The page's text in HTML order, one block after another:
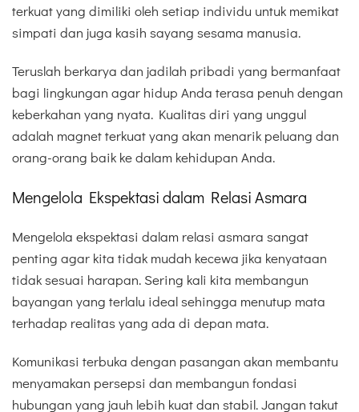
terkuat yang dimiliki oleh setiap individu untuk memikat
simpati dan juga kasih sayang sesama manusia.
Teruslah berkarya dan jadilah pribadi yang bermanfaat
bagi lingkungan agar hidup Anda terasa penuh dengan
keberkahan yang nyata. Kualitas diri yang unggul
adalah magnet terkuat yang akan menarik peluang dan
orang-orang baik ke dalam kehidupan Anda.
Mengelola Ekspektasi dalam Relasi Asmara
Mengelola ekspektasi dalam relasi asmara sangat
penting agar kita tidak mudah kecewa jika kenyataan
tidak sesuai harapan. Sering kali kita membangun
bayangan yang terlalu ideal sehingga menutup mata
terhadap realitas yang ada di depan mata.
Komunikasi terbuka dengan pasangan akan membantu
menyamakan persepsi dan membangun fondasi
hubungan yang jauh lebih kuat dan stabil. Jangan takut